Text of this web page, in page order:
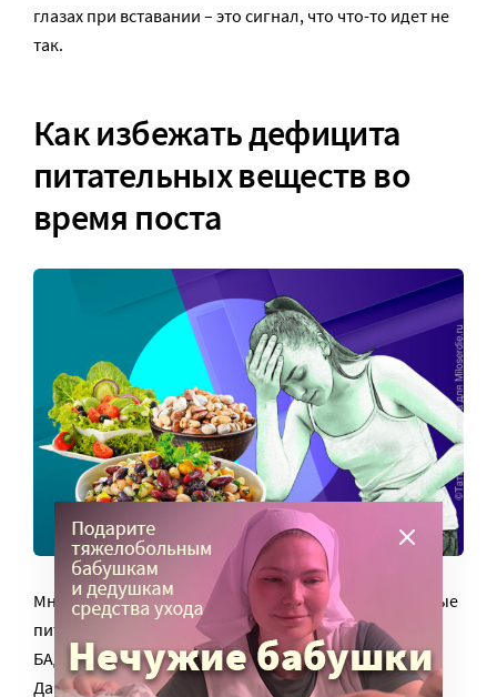
глазах при вставании – это сигнал, что что-то идет не
так.
Как избежать дефицита
питательных веществ во
время поста
Многие постящиеся боятся недополучить те или иные
питательные вещества и принимают витамины или
БАДы, чтобы предотвратить это. Однако, по словам
Дарьи Мошаревой, недостатка витаминов, которые